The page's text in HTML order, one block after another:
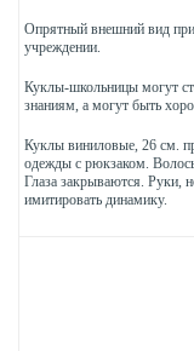
Опрятный внешний вид
учреждении.
Куклы-школьницы могут
знаниям, а могут быть
Куклы виниловые, 26 см.
одежды с рюкзаком.
Глаза закрываются. Руки,
имитировать динамику.